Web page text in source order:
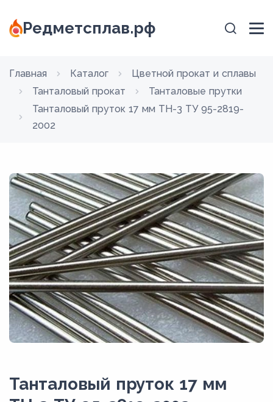
Редметсплав.рф
Главная Каталог
Цветной прокат и сплавы
Танталовый прокат
Танталовые прутки
Танталовый пруток 17 мм ТН-3 ТУ 95-2819-
2002
Танталовый пруток 17 мм